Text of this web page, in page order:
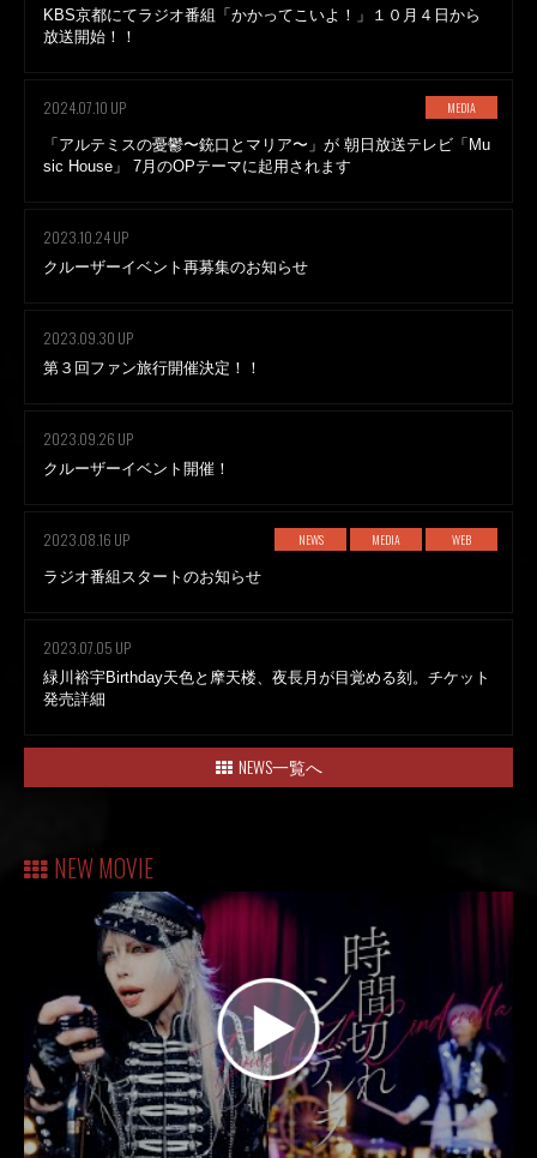
KBS京都にてラジオ番組「かかってこいよ！」１０月４日から
放送開始！！
2024.07.10 UP MEDIA
「アルテミスの憂鬱〜銃口とマリア〜」が 朝日放送テレビ「Mu
sic House」 7月のOPテーマに起用されます
2023.10.24 UP
クルーザーイベント再募集のお知らせ
2023.09.30 UP
第３回ファン旅行開催決定！！
2023.09.26 UP
クルーザーイベント開催！
2023.08.16 UP NEWS MEDIA WEB
ラジオ番組スタートのお知らせ
2023.07.05 UP
緑川裕宇Birthday天色と摩天楼、夜長月が目覚める刻。チケット
発売詳細
NEWS一覧へ
NEW MOVIE